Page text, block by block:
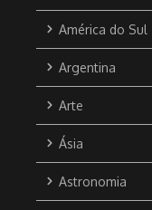
América do Sul
Argentina
Arte
Ásia
Astronomia